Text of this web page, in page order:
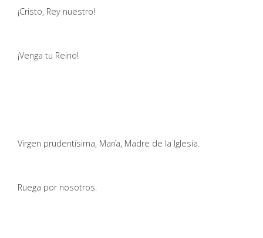
¡Cristo, Rey nuestro!
¡Venga tu Reino!
Virgen prudentísima, María, Madre de la Iglesia.
Ruega por nosotros.